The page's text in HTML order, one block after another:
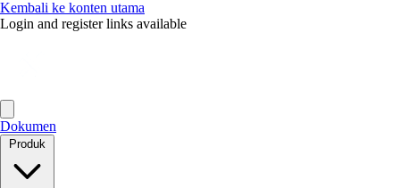
Kembali ke konten utama
Login and register links available
Dokumen
Produk